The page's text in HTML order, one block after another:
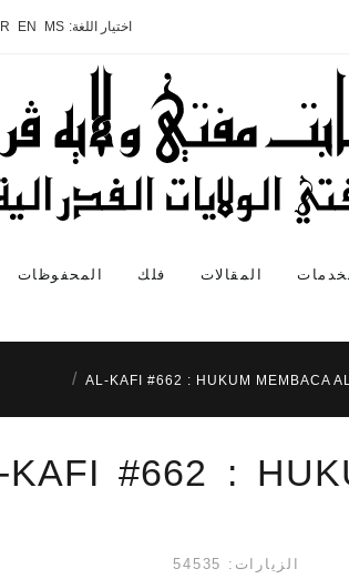
اختيار اللغة: MS
EN
المقالات فلك المحفوظات
AL-KAFI #662 : HUKUM MEMBACA
KAFI #662 :
الزيارات: 54535